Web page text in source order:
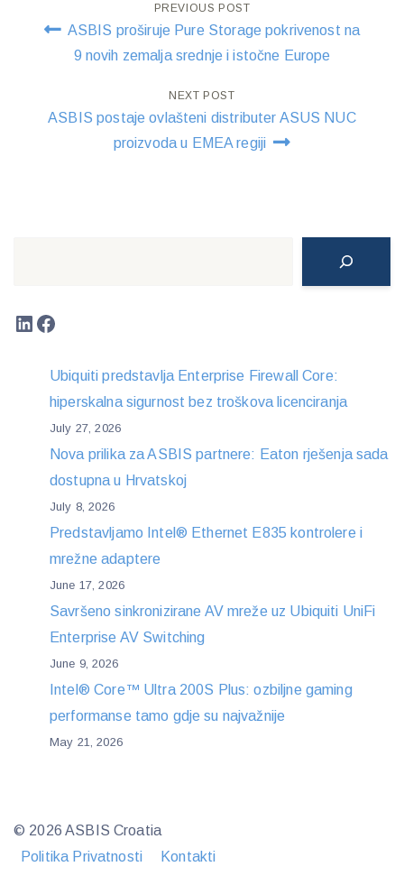
Post
navigation
PREVIOUS POST
ASBIS proširuje Pure Storage pokrivenost na
9 novih zemalja srednje i istočne Europe
NEXT POST
ASBIS postaje ovlašteni distributer ASUS NUC
proizvoda u EMEA regiji
LinkedIn
Facebook
Ubiquiti predstavlja Enterprise Firewall Core:
hiperskalna sigurnost bez troškova licenciranja
July 27, 2026
Nova prilika za ASBIS partnere: Eaton rješenja sada
dostupna u Hrvatskoj
July 8, 2026
Predstavljamo Intel® Ethernet E835 kontrolere i
mrežne adaptere
June 17, 2026
Savršeno sinkronizirane AV mreže uz Ubiquiti UniFi
Enterprise AV Switching
June 9, 2026
Intel® Core™ Ultra 200S Plus: ozbiljne gaming
performanse tamo gdje su najvažnije
May 21, 2026
© 2026 ASBIS Croatia
Politika Privatnosti
Kontakti